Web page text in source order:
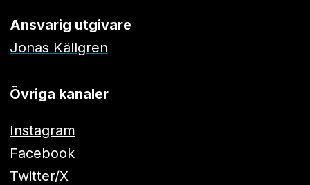
Ansvarig utgivare
Jonas Källgren
Övriga kanaler
Instagram
Facebook
Twitter/X